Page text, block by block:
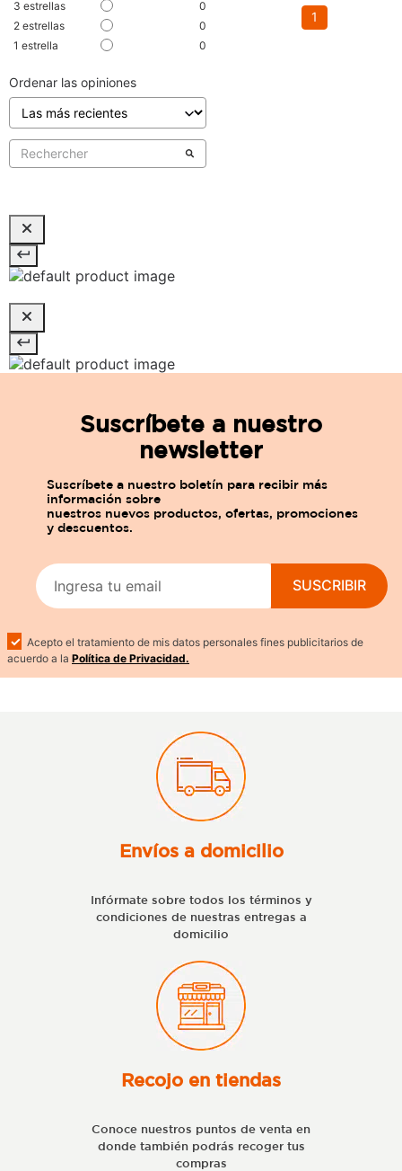
3 estrellas
0
2 estrellas
0
1 estrella 0
Ordenar las opiniones
1
Suscríbete a nuestro
newsletter
SUSCRIBIR
Acepto el tratamiento de mis datos personales fines publicitarios de
acuerdo a la Política de Privacidad.
Envíos a domicilio
Infórmate sobre todos los términos y
condiciones de nuestras entregas a
domicilio
Recojo en tiendas
Conoce nuestros puntos de venta en
donde también podrás recoger tus
compras